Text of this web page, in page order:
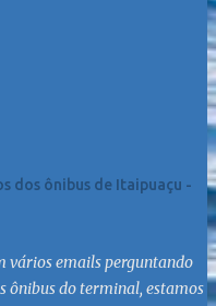
dos ônibus de Itaipuaçu -
vários emails perguntando
ônibus do terminal, estamos